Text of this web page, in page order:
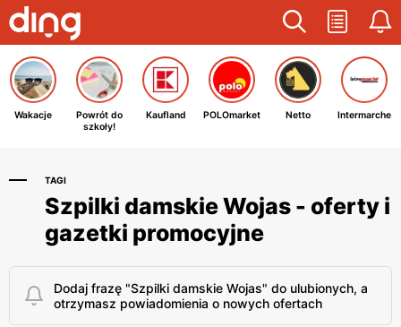
Wakacje
Powrót do
szkoły!
Kaufland POLOmarket Netto Intermarche
TAGI
Szpilki damskie Wojas - oferty i
gazetki promocyjne
Dodaj frazę "Szpilki damskie Wojas" do ulubionych, a
otrzymasz powiadomienia o nowych ofertach